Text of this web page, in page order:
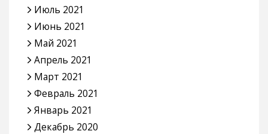
Июль 2021
Июнь 2021
Май 2021
Апрель 2021
Март 2021
Февраль 2021
Январь 2021
Декабрь 2020